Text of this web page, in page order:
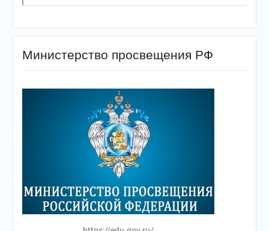
Министерство просвещения РФ